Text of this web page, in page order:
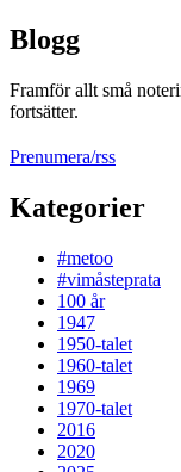
Blogg
Framför allt små
fortsätter.
Prenumera/rss
Kategorier
#metoo
#vimåsteprata
100 år
1947
1950-talet
1960-talet
1969
1970-talet
2016
2020